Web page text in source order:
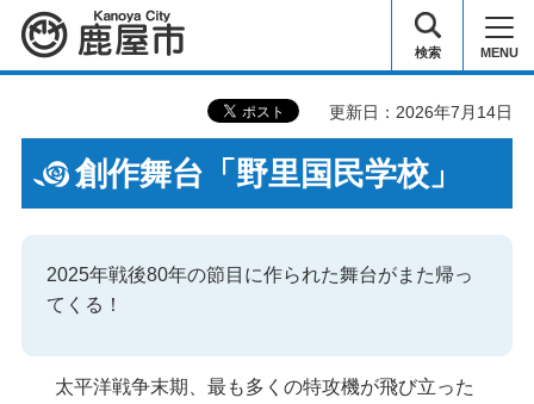
鹿屋市 検索 MENU
更新日：2026年7月14日
創作舞台「野里国民学校」
2025年戦後80年の節目に作られた舞台がまた帰っ
てくる！
太平洋戦争末期、最も多くの特攻機が飛び立った